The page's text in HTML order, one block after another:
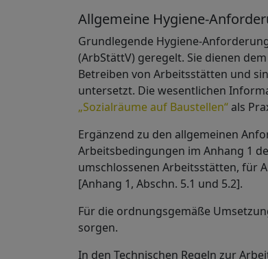
Allgemeine Hygiene-
Grundlegende Hygiene-
(ArbStättV) geregelt. Sie dienen
Betreiben von Arbeitsstätten und
untersetzt. Die wesentlichen
„Sozialräume auf Baustellen“ als
Ergänzend zu den allgemeinen
Arbeitsbedingungen im Anhang 1
umschlossenen Arbeitsstätten, für
[Anhang 1, Abschn. 5.1 und 5.2].
Für die ordnungsgemäße
sorgen.
In den Technischen Regeln zur